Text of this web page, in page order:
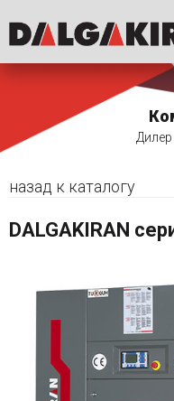
назад к каталогу
DALGAKIRAN